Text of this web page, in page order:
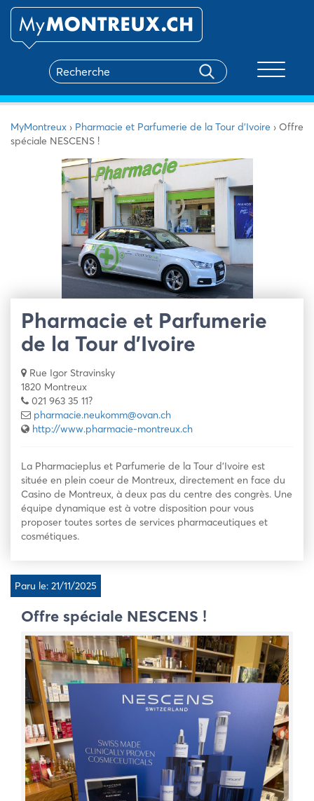
MyMontreux › Pharmacie et Parfumerie de la Tour d’Ivoire › Offre
spéciale NESCENS !
Pharmacie et Parfumerie
de la Tour d’Ivoire
Rue Igor Stravinsky
1820 Montreux
021 963 35 11?
pharmacie.neukomm@ovan.ch
http://www.pharmacie-montreux.ch
La Pharmacieplus et Parfumerie de la Tour d’Ivoire est
située en plein coeur de Montreux, directement en face du
Casino de Montreux, à deux pas du centre des congrès. Une
équipe dynamique est à votre disposition pour vous
proposer toutes sortes de services pharmaceutiques et
cosmétiques.
Paru le: 21/11/2025
Offre spéciale NESCENS !